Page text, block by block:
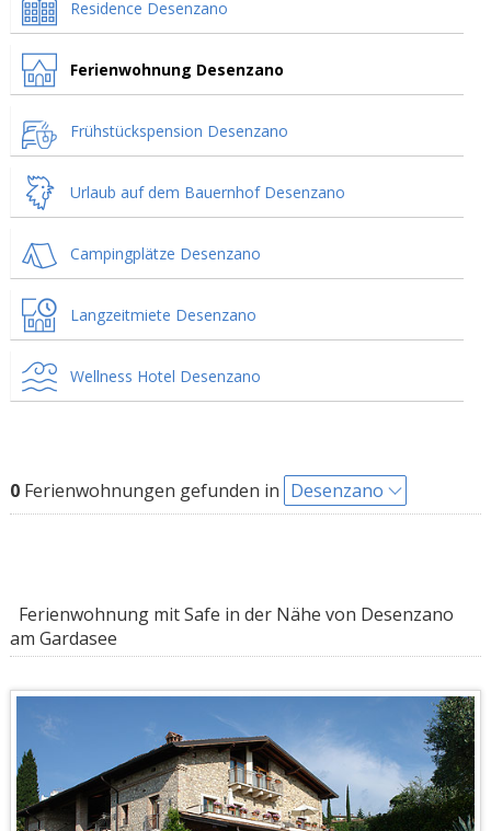
Residence Desenzano
Ferienwohnung Desenzano
Frühstückspension Desenzano
Urlaub auf dem Bauernhof Desenzano
Campingplätze Desenzano
Langzeitmiete Desenzano
Wellness Hotel Desenzano
0Ferienwohnungen gefunden in Desenzano
Ferienwohnung mit Safe in der Nähe von Desenzano
am Gardasee